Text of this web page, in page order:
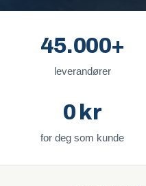
45.000+
leverandører
0 kr
for deg som kunde